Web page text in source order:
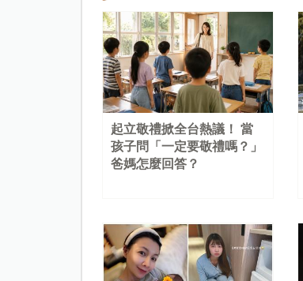
起立敬禮掀全台熱議！ 當
孩子問「一定要敬禮嗎？」
爸媽怎麼回答？